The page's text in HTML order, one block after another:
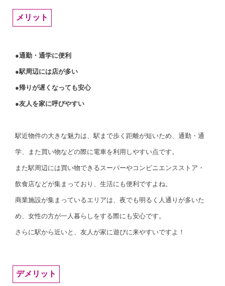
メリット
●通勤・通学に便利
●駅周辺には店が多い
●帰りが遅くなっても安心
●友人を家に呼びやすい
駅近物件の大きな魅力は、駅まで歩く距離が短いため、通勤・通
学、また買い物などの際に電車を利用しやすい点です。
また駅周辺には買い物できるスーパーやコンビニエンスストア・
飲食店などが集まっており、生活にも便利ですよね。
商業施設が集まっているエリアは、夜でも明るく人通りが多いた
め、女性の方が一人暮らしをする際にも安心です。
さらに駅から近いと、友人が家に遊びに来やすいですよ！
デメリット